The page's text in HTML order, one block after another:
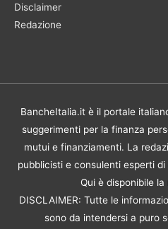
Disclaimer
Redazione
BancheItalia.it è il portale
suggerimenti per la finanza
mutui e finanziamenti. La
pubblicisti e consulenti esperti
Qui è disponibile la
DISCLAIMER: Tutte le
sono da intendersi a puro